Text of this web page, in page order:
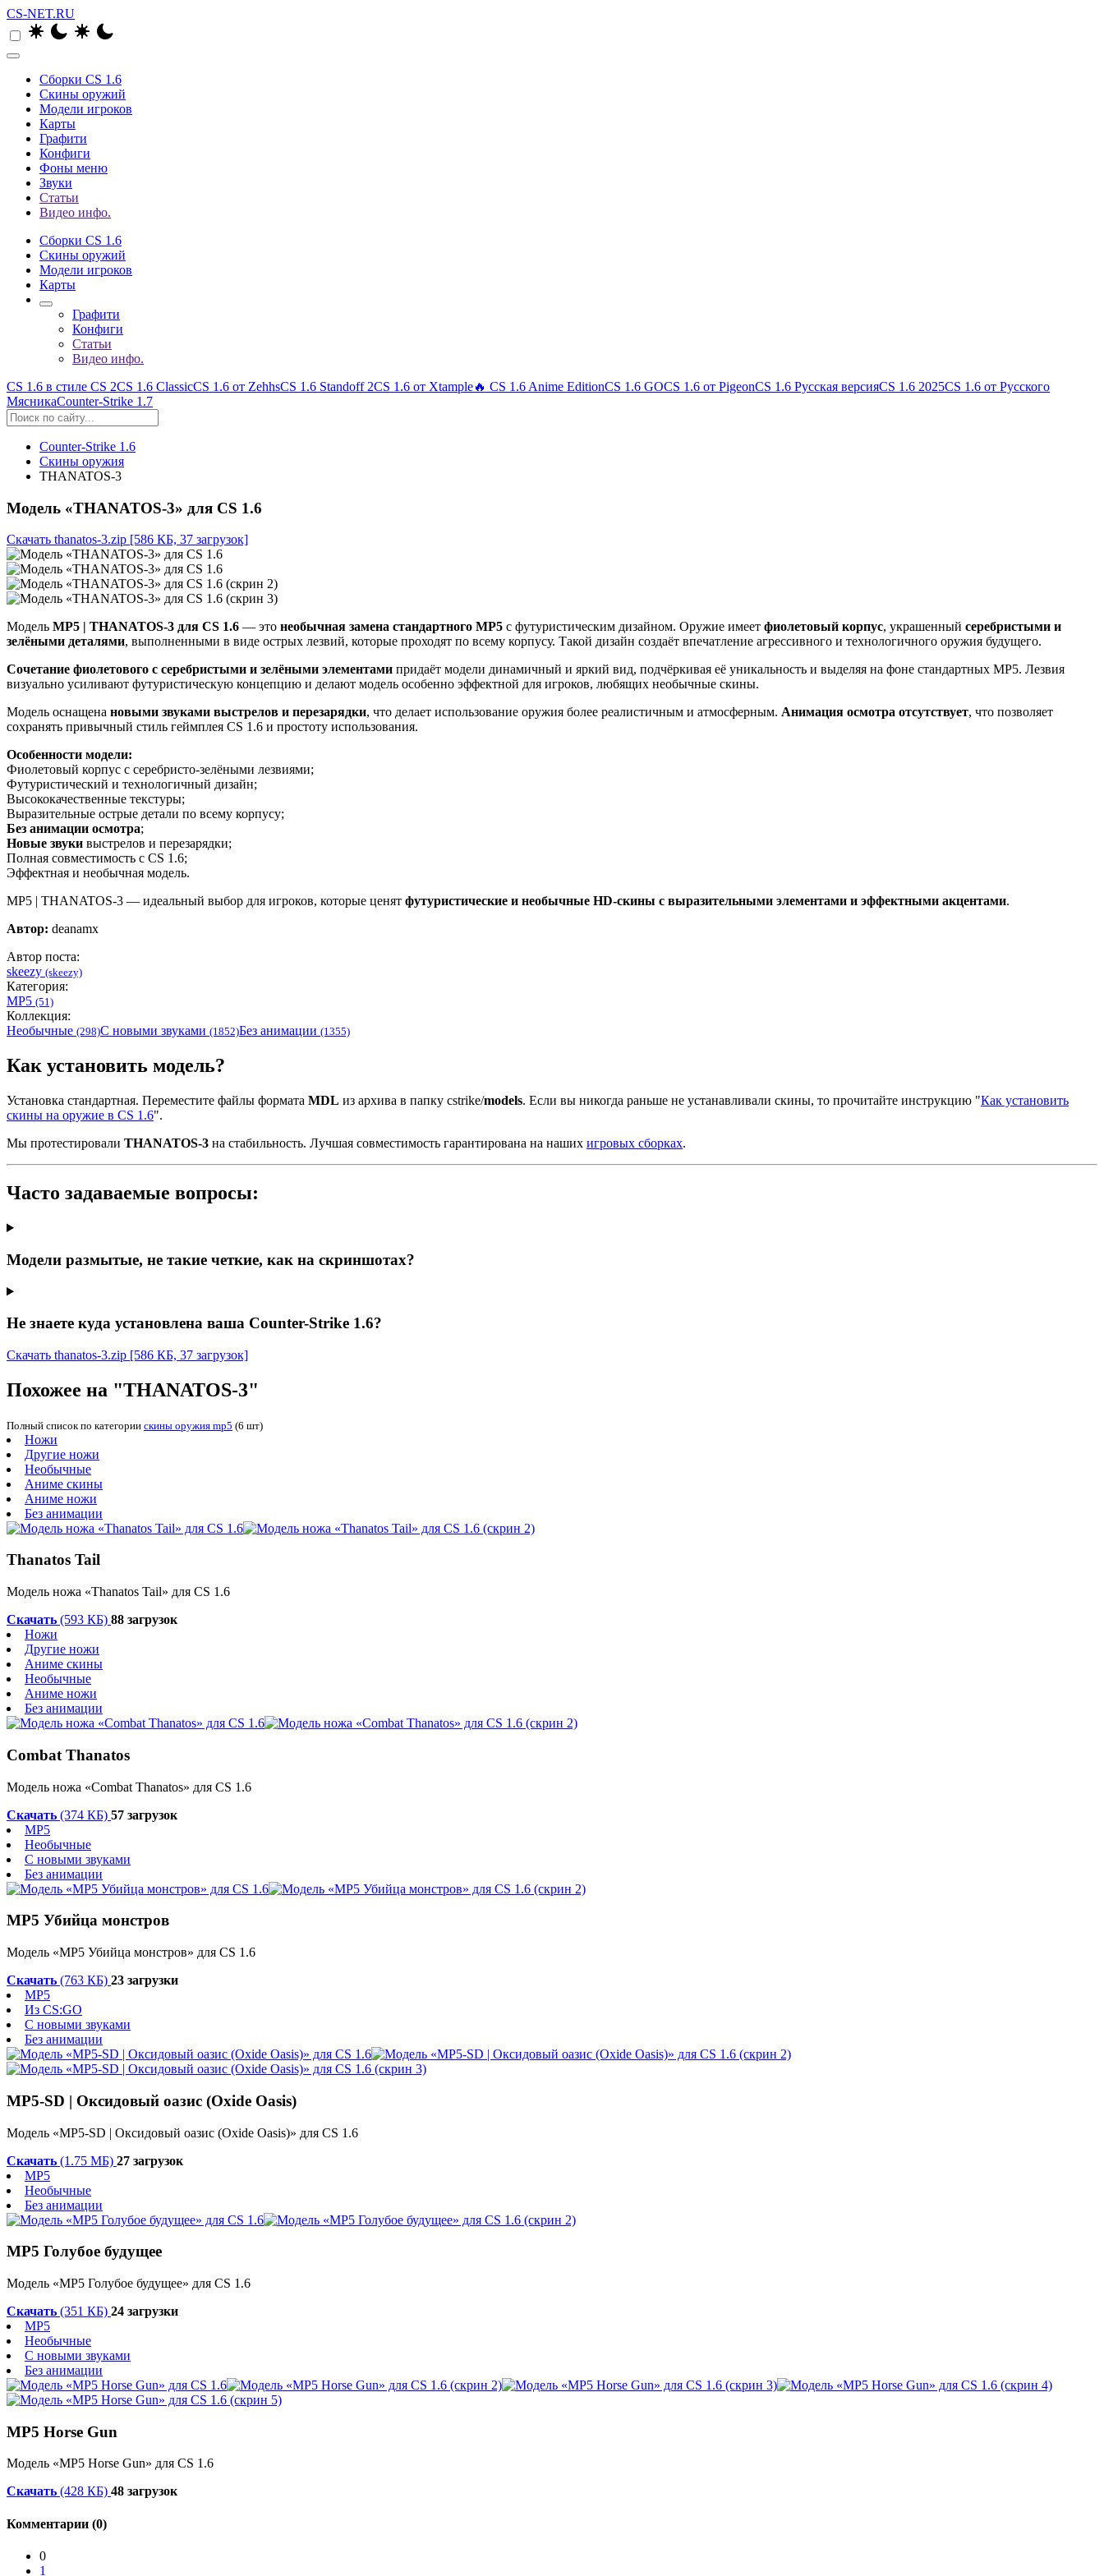
CS-NET.RU
Сборки CS 1.6
Скины оружий
Модели игроков
Карты
Графити
Конфиги
Фоны меню
Звуки
Статьи
Видео инфо.
Сборки CS 1.6
Скины оружий
Модели игроков
Карты
Графити
Конфиги
Статьи
Видео инфо.
CS 1.6 в стиле CS 2CS 1.6 ClassicCS 1.6 от ZehhsCS 1.6 Standoff 2CS 1.6 от Xtample🔥 CS 1.6 Anime EditionCS 1.6 GOCS 1.6 от PigeonCS 1.6 Русская версияCS 1.6 2025CS 1.6 от Русского
МясникаCounter-Strike 1.7
Counter-Strike 1.6
Скины оружия
THANATOS-3
Модель «THANATOS-3» для CS 1.6
Скачать thanatos-3.zip [586 КБ, 37 загрузок]
Модель MP5 | THANATOS-3 для CS 1.6 — это необычная замена стандартного MP5 с футуристическим дизайном. Оружие имеет фиолетовый корпус, украшенный серебристыми и
зелёными деталями, выполненными в виде острых лезвий, которые проходят по всему корпусу. Такой дизайн создаёт впечатление агрессивного и технологичного оружия будущего.
Сочетание фиолетового с серебристыми и зелёными элементами придаёт модели динамичный и яркий вид, подчёркивая её уникальность и выделяя на фоне стандартных MP5. Лезвия
визуально усиливают футуристическую концепцию и делают модель особенно эффектной для игроков, любящих необычные скины.
Модель оснащена новыми звуками выстрелов и перезарядки, что делает использование оружия более реалистичным и атмосферным. Анимация осмотра отсутствует, что позволяет
сохранять привычный стиль геймплея CS 1.6 и простоту использования.
Особенности модели:
Фиолетовый корпус с серебристо-зелёными лезвиями;
Футуристический и технологичный дизайн;
Высококачественные текстуры;
Выразительные острые детали по всему корпусу;
Без анимации осмотра;
Новые звуки выстрелов и перезарядки;
Полная совместимость с CS 1.6;
Эффектная и необычная модель.
MP5 | THANATOS-3 — идеальный выбор для игроков, которые ценят футуристические и необычные HD-скины с выразительными элементами и эффектными акцентами.
Автор: deanamx
Автор поста:
skeezy (skeezy)
Категория:
MP5 (51)
Коллекция:
Необычные (298)С новыми звуками (1852)Без анимации (1355)
Как установить модель?
Установка стандартная. Переместите файлы формата MDL из архива в папку cstrike/models. Если вы никогда раньше не устанавливали скины, то прочитайте инструкцию "Как установить
скины на оружие в CS 1.6".
Мы протестировали THANATOS-3 на стабильность. Лучшая совместимость гарантирована на наших игровых сборках.
Часто задаваемые вопросы:
Модели размытые, не такие четкие, как на скриншотах?
Не знаете куда установлена ваша Counter-Strike 1.6?
Скачать thanatos-3.zip [586 КБ, 37 загрузок]
Похожее на "THANATOS-3"
Полный список по категории скины оружия mp5 (6 шт)
Ножи
Другие ножи
Необычные
Аниме скины
Аниме ножи
Без анимации
Thanatos Tail
Модель ножа «Thanatos Tail» для CS 1.6
Скачать (593 КБ) 88 загрузок
Ножи
Другие ножи
Аниме скины
Необычные
Аниме ножи
Без анимации
Combat Thanatos
Модель ножа «Combat Thanatos» для CS 1.6
Скачать (374 КБ) 57 загрузок
MP5
Необычные
С новыми звуками
Без анимации
MP5 Убийца монстров
Модель «MP5 Убийца монстров» для CS 1.6
Скачать (763 КБ) 23 загрузки
MP5
Из CS:GO
С новыми звуками
Без анимации
MP5-SD | Оксидовый оазис (Oxide Oasis)
Модель «MP5-SD | Оксидовый оазис (Oxide Oasis)» для CS 1.6
Скачать (1.75 МБ) 27 загрузок
MP5
Необычные
Без анимации
MP5 Голубое будущее
Модель «MP5 Голубое будущее» для CS 1.6
Скачать (351 КБ) 24 загрузки
MP5
Необычные
С новыми звуками
Без анимации
MP5 Horse Gun
Модель «MP5 Horse Gun» для CS 1.6
Скачать (428 КБ) 48 загрузок
Комментарии (0)
0
1